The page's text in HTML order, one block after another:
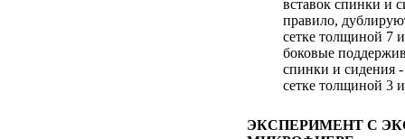
вставок спинки и
правило,
сетке толщиной 7
боковые
спинки и сидения
сетке толщиной 3
ЭКСПЕРИМЕНТ С